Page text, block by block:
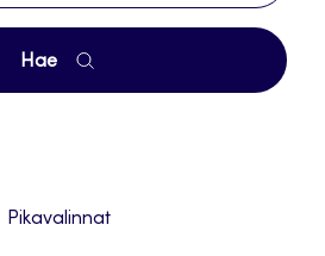
Hae
Pikavalinnat